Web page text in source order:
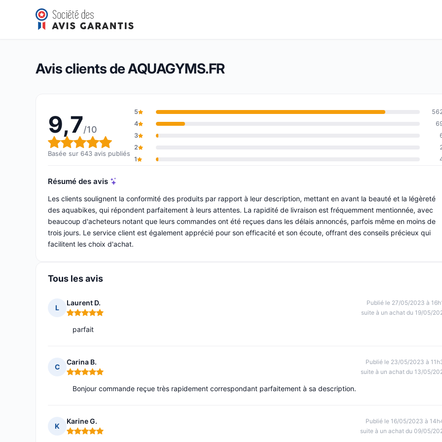
AQUAGYMS.FR
Note globale : 9,7 sur 10
9,7/10(643 avis)
Avis clients de AQUAGYMS.FR
9,7/10
Note globale : 9,7 sur 10
Basée sur 643 avis publiés
5
4
3
2
1
Résumé des avis
Les clients soulignent la conformité des produits par rapport à leur description, mettant en avant la beauté et la légèreté
des aquabikes, qui répondent parfaitement à leurs attentes. La rapidité de livraison est fréquemment mentionnée, avec
beaucoup d'acheteurs notant que leurs commandes ont été reçues dans les délais annoncés, parfois même en moins de
trois jours. Le service client est également apprécié pour son efficacité et son écoute, offrant des conseils précieux qui
facilitent les choix d'achat.
Tous les avis
L
Laurent D.
Note : 5 sur 5
Publié le 27/05/2023 à
suite à un achat du 19/05/
parfait
C
Carina B.
Note : 5 sur 5
Publié le 23/05/2023 à
suite à un achat du 13/05/
Bonjour commande reçue très rapidement correspondant parfaitement à sa description.
K
Karine G.
Note : 5 sur 5
Publié le 16/05/2023 à
suite à un achat du 09/05/